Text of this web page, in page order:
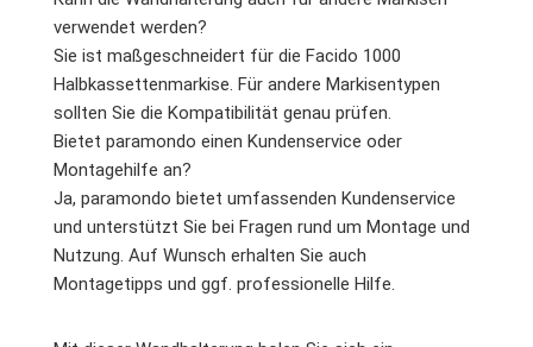
verwendet werden?
Sie ist maßgeschneidert für die Facido 1000
Halbkassettenmarkise. Für andere Markisentypen
sollten Sie die Kompatibilität genau prüfen.
Bietet paramondo einen Kundenservice oder
Montagehilfe an?
Ja, paramondo bietet umfassenden Kundenservice
und unterstützt Sie bei Fragen rund um Montage und
Nutzung. Auf Wunsch erhalten Sie auch
Montagetipps und ggf. professionelle Hilfe.